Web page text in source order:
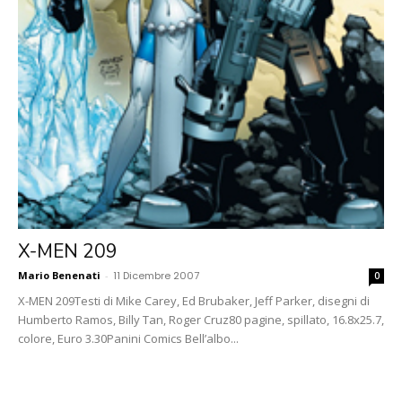
X-MEN 209
Mario Benenati - 11 Dicembre 2007 0
X-MEN 209Testi di Mike Carey, Ed Brubaker, Jeff Parker, disegni di
Humberto Ramos, Billy Tan, Roger Cruz80 pagine, spillato, 16.8x25.7,
colore, Euro 3.30Panini Comics Bell’albo...